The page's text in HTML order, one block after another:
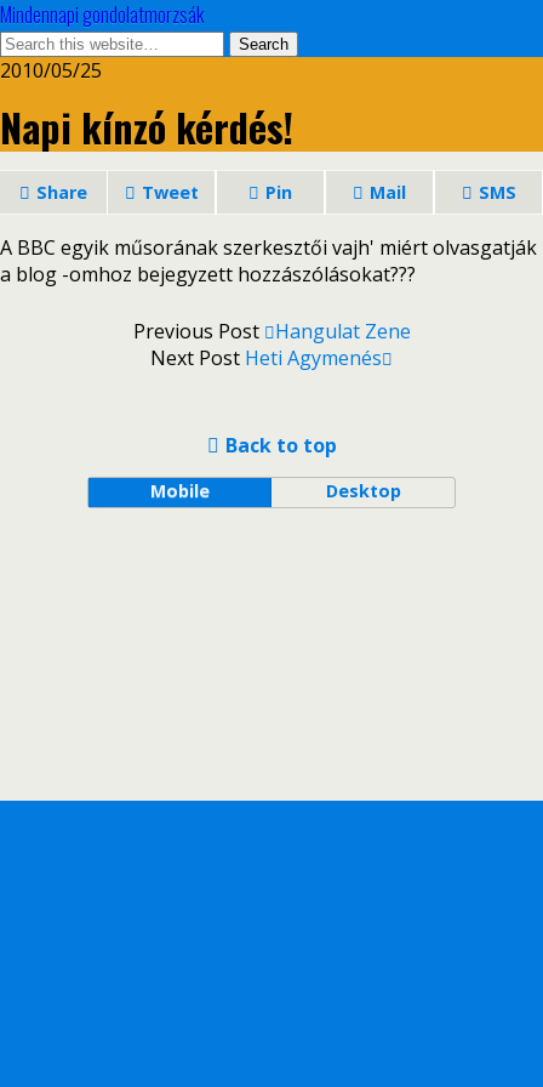
Mindennapi gondolatmorzsák
2010/05/25
Napi kínzó kérdés!
Share Tweet Pin Mail SMS
A BBC egyik műsorának szerkesztői vajh' miért olvasgatják
a blog -omhoz bejegyzett hozzászólásokat???
Previous Post
Hangulat Zene
Next Post Heti Agymenés
Back to top
Mobile Desktop